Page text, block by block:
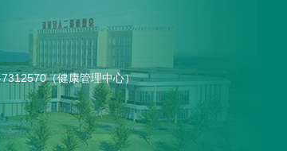
（健康管理中心）